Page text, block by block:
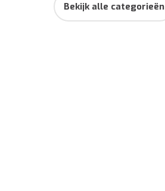
Bekijk alle categorieën